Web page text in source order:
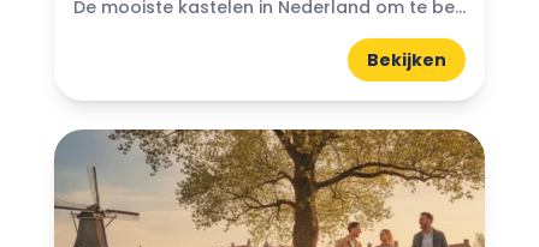
De mooiste kastelen in Nederland om te bezoeken: Denk je ooit aan de magische wereld van kastelen? Nederland heeft prachtige kastelen die wachten om ontdekt te worden. Van imposante torens...
Bekijken